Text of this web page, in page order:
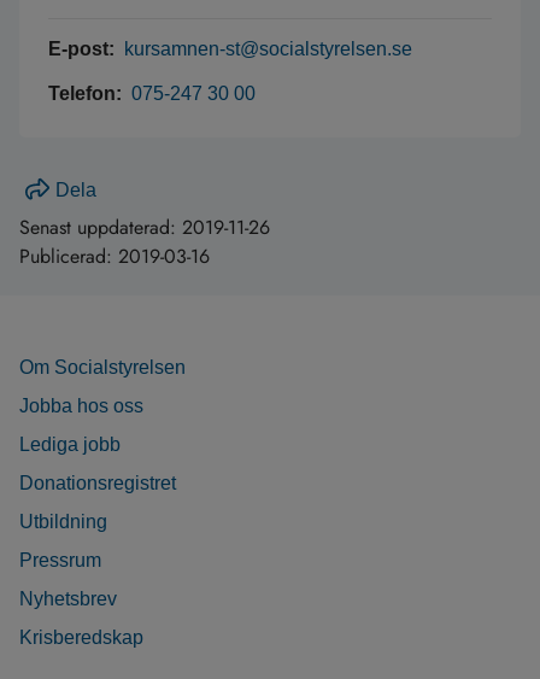
E-post: kursamnen-st@socialstyrelsen.se
Telefon: 075-247 30 00
Dela
Senast uppdaterad: 2019-11-26
Publicerad: 2019-03-16
Om Socialstyrelsen
Jobba hos oss
Lediga jobb
Donationsregistret
Utbildning
Pressrum
Nyhetsbrev
Krisberedskap